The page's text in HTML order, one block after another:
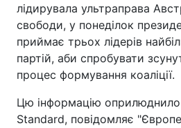
лідирувала ультраправа
свободи, у понеділок
приймає трьох лідерів
партій, аби спробувати
процес формування коаліції.
Цю інформацію
Standard, повідомляє